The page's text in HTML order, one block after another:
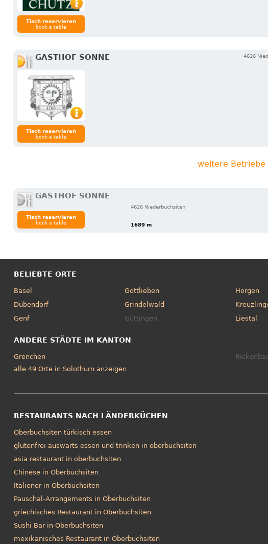
Tisch reservieren
book a table
GASTHOF SONNE
4626
Tisch reservieren
book a table
weitere Betriebe
GASTHOF SONNE
4626 Niederbuchsiten
1689 m
Tisch reservieren
book a table
BELIEBTE ORTE
Basel
Dübendorf
Genf
Gottlieben
Grindelwald
Güttingen
Horgen
Liestal
ANDERE STÄDTE IM KANTON
Grenchen
alle 49 Orte in Solothurn anzeigen
RESTAURANTS NACH LÄNDERKÜCHEN
Oberbuchsiten türkisch essen
glutenfrei auswärts essen und trinken in oberbuchsiten
asia restaurant in oberbuchsiten
Chinese in Oberbuchsiten
Italiener in Oberbuchsiten
Pauschal-Arrangements in Oberbuchsiten
griechisches Restaurant in Oberbuchsiten
Sushi Bar in Oberbuchsiten
mexikanisches Restaurant in Oberbuchsiten